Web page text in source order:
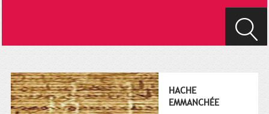
HACHE
EMMANCHÉE